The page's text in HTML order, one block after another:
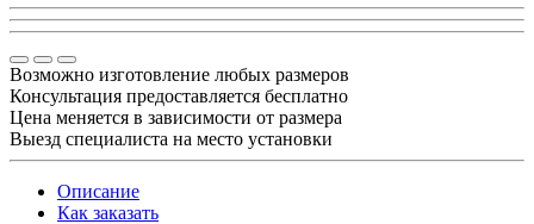
Возможно изготовление любых размеров
Консультация предоставляется бесплатно
Цена меняется в зависимости от размера
Выезд специалиста на место установки
Описание
Как заказать